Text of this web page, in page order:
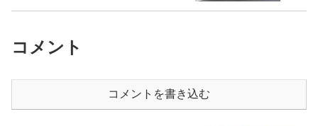
コメント
コメントを書き込む